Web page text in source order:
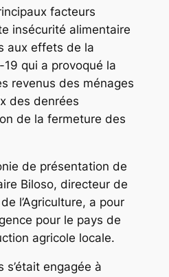
facteurs
insécurité alimentaire
aux effets de la
qui a provoqué la
revenus des ménages
des denrées
de la fermeture des
de présentation de
Biloso, directeur de
l’Agriculture, a pour
pour le pays de
agricole locale.
s’était engagée à